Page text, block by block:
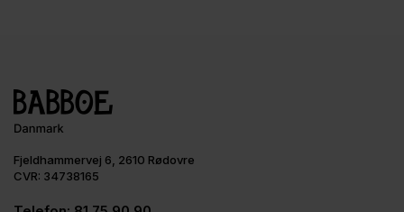
Fjeldhammervej 6, 2610 Rødovre
CVR: 34738165